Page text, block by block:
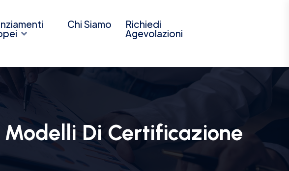
Chi Siamo Richiedi
Agevolazioni
Di Certificazione